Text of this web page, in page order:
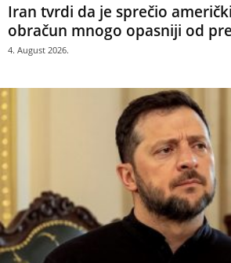
Iran tvrdi da je sprečio
obračun mnogo opasniji od
4. August 2026.